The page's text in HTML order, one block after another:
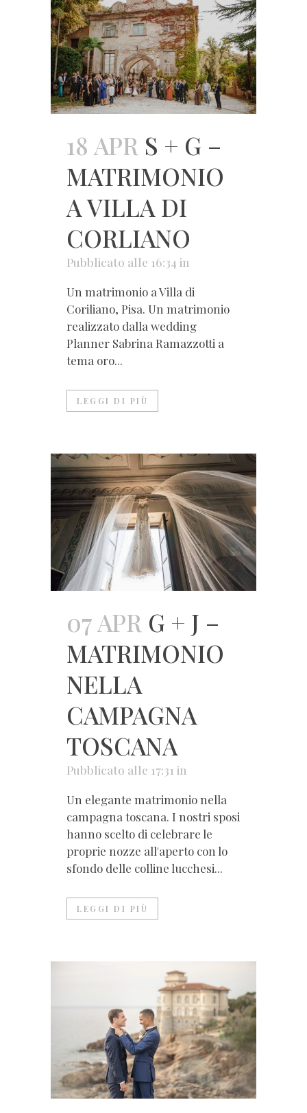
18 APR S + G –
MATRIMONIO
A VILLA DI
CORLIANO
Pubblicato alle 16:34 in
Un matrimonio a Villa di
Coriliano, Pisa. Un matrimonio
realizzato dalla wedding
Planner Sabrina Ramazzotti a
tema oro...
LEGGI DI PIÙ
07 APR G + J –
MATRIMONIO
NELLA
CAMPAGNA
TOSCANA
Pubblicato alle 17:31 in
Un elegante matrimonio nella
campagna toscana. I nostri sposi
hanno scelto di celebrare le
proprie nozze all'aperto con lo
sfondo delle colline lucchesi...
LEGGI DI PIÙ